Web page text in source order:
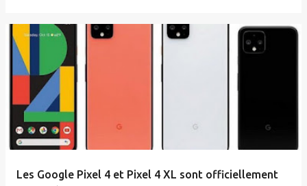
Les Google Pixel 4 et Pixel 4 XL sont officiellement